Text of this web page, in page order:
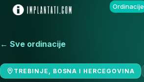
Ordinacije
← Sve ordinacije
TREBINJE, BOSNA I HERCEGOVINA